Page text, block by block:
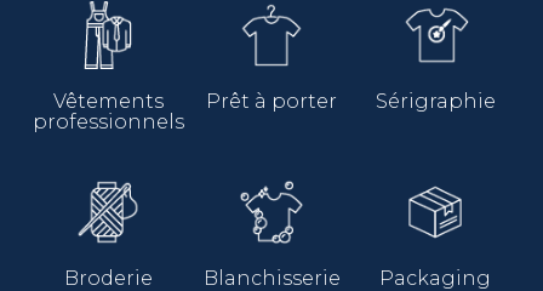
Vêtements
professionnels
Prêt à porter Sérigraphie
Broderie Blanchisserie Packaging